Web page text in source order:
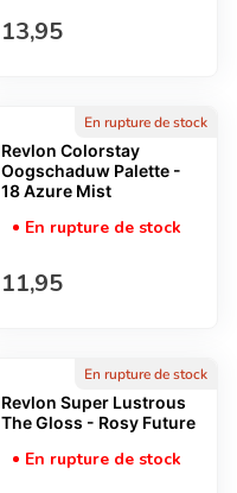
Prix normal
13,95
En rupture de stock
Revlon Colorstay
Oogschaduw Palette -
18 Azure Mist
En rupture de stock
Prix normal
11,95
En rupture de stock
Revlon Super Lustrous
The Gloss - Rosy Future
En rupture de stock